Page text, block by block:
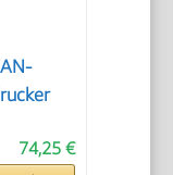
74,25 €